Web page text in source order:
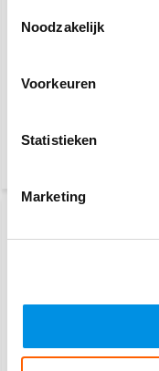
Noodzakelijk
Voorkeuren
Statistieken
Marketing
verzonden